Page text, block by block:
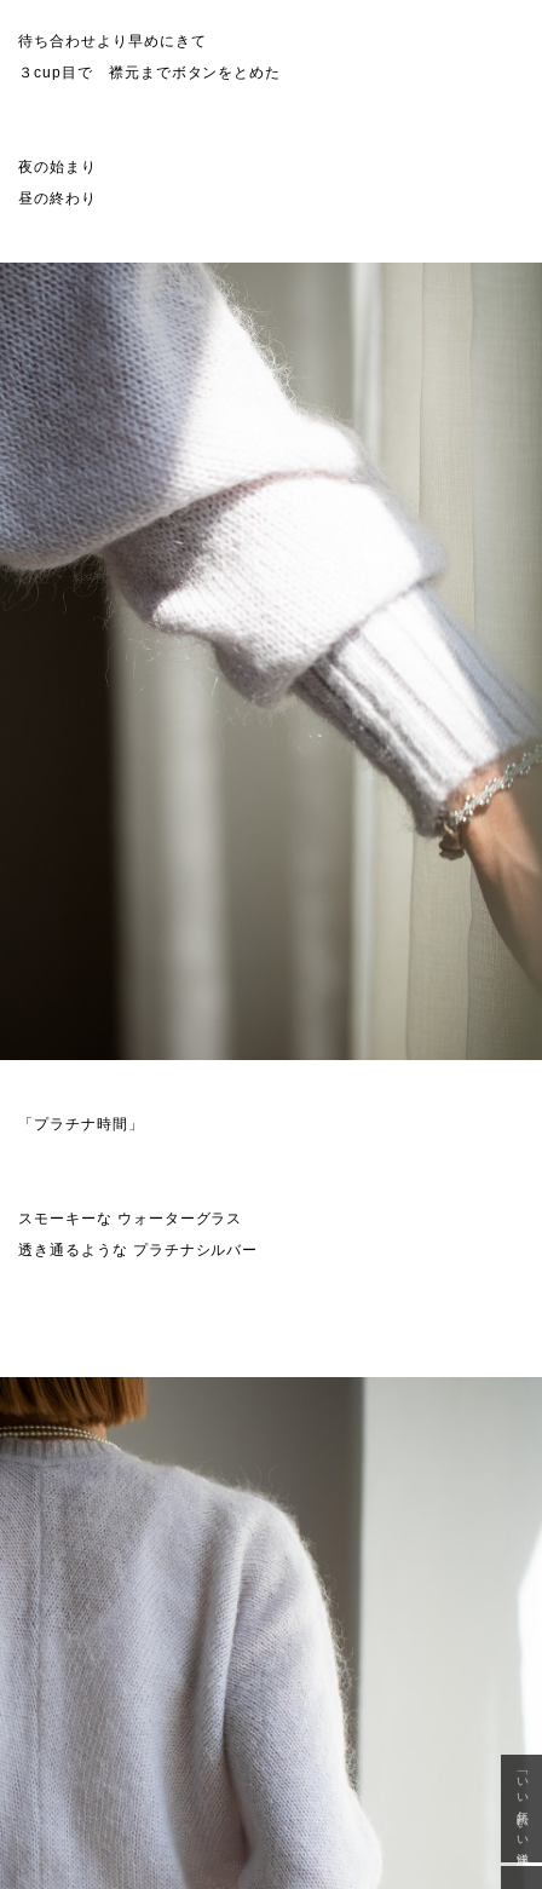
待ち合わせより早めにきて
３cup目で 襟元までボタンをとめた
夜の始まり
昼の終わり
「プラチナ時間」
スモーキーな ウォーターグラス
透き通るような プラチナシルバー
「いい年齢 いい洋服」